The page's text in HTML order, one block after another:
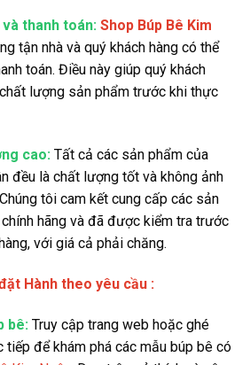
thanh toán: Shop Búp Bê Kim
tận nhà và quý khách hàng có thể
toán. Điều này giúp quý khách
lượng sản phẩm trước khi thực
cao: Tất cả các sản phẩm của
đều là chất lượng tốt và không ảnh
tôi cam kết cung cấp các sản
hãng và đã được kiểm tra trước
với giá cả phải chăng.
Hành theo yêu cầu :
bê: Truy cập trang web hoặc ghé
tiếp để khám phá các mẫu búp bê có